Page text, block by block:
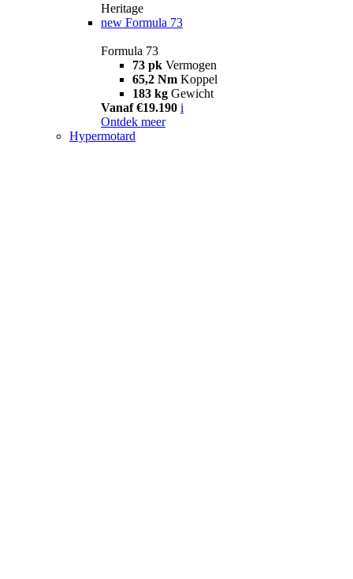
Heritage
new Formula 73
Formula 73
73 pk Vermogen
65,2 Nm Koppel
183 kg Gewicht
Vanaf €19.190 i
Ontdek meer
Hypermotard